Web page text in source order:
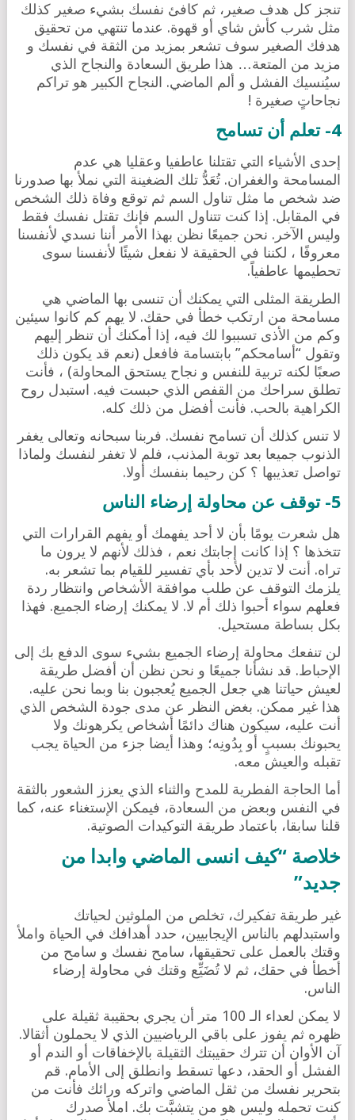
تنجز كل هدف صغير، ثم كافئ نفسك بشيء صغير كذلك
مثل شرب كأش شاي أو قهوة. عندما تنتهي من تحقيق
هدفك الصغير سوف تشعر بمزيد من الثقة في نفسك و
مزيد من المتعة… هذا طريق السعادة والنجاح الذي
سيُنسيك الفشل و ألم الماضي. النجاح الكبير هو تراكم
نجاحاتٍ صغيرة !
4- تعلم أن تسامح
إحدى الأشياء التي تقتلنا عاطفيا وعقليا هي عدم
المسامحة والغفران. تُعَدُّ تلك الضغينة التي نملأ بها صدورنا
ضد شخص ما مثل تناول السم ثم توقع وفاة ذلك الشخص
في المقابل. إذا كنت تتناول السم فإنك تقتل نفسك فقط
وليس الآخر. نحن جميعًا نظن بهذا الأمر أننا نسدي لأنفسنا
معروفًا ، لكننا في الحقيقة لا نفعل شيئًا لأنفسنا سوى
تحطيمها عاطفياً.
الطريقة المثلى التي يمكنك أن تنسى بها الماضي هي
مسامحة من ارتكب خطأ في حقك. لا يهم كم كانوا سيئين
وكم من الأذى تسببوا لك فيه، إذا أمكنك أن تنظر إليهم
وتقول “أسامحكم” بابتسامة فافعل (نعم قد يكون ذلك
صعبًا لكنه تربية للنفس و نجاح يستحق المحاولة) ، فأنت
تطلق سراحك من القفص الذي حبست فيه. استبدل روح
الكراهية بالحب. فأنت أفضل من ذلك كله.
لا تنس كذلك أن تسامح نفسك. فربنا سبحانه وتعالى يغفر
الذنوب جميعا بعد توبة المذنب، فلم لا تغفر لنفسك ولماذا
تواصل تعذيبها ؟ كن رحيما بنفسك أولا.
5- توقف عن محاولة إرضاء الناس
هل شعرت يومًا بأن لا أحد يفهمك أو يفهم القرارات التي
تتخذها ؟ إذا كانت إجابتك نعم ، فذلك لأنهم لا يرون ما
تراه. أنت لا تدين لأحد بأي تفسير للقيام بما تشعر به.
يلزمك التوقف عن طلب موافقة الأشخاص وانتظار ردة
فعلهم سواء أحبوا ذلك أم لا. لا يمكنك إرضاء الجميع. فهذا
بكل بساطة مستحيل.
لن تنفعك محاولة إرضاء الجميع بشيء سوى الدفع بك إلى
الإحباط. قد نشأنا جميعًا و نحن نظن أن أفضل طريقة
لعيش حياتنا هي جعل الجميع يُعجبون بنا وبما نحن عليه.
هذا غير ممكن. بغض النظر عن مدى جودة الشخص الذي
أنت عليه، سيكون هناك دائمًا أشخاص يكرهونك ولا
يحبونك بسببٍ أو بِدُونِه؛ وهذا أيضا جزء من الحياة يجب
تقبله والعيش معه.
أما الحاجة الفطرية للمدح والثناء الذي يعزز الشعور بالثقة
في النفس وبعض من السعادة، فيمكن الإستغناء عنه، كما
قلنا سابقا، باعتماد طريقة التوكيدات الصوتية.
خلاصة “كيف انسى الماضي وابدا من
جديد”
غير طريقة تفكيرك، تخلص من الملوثين لحياتك
واستبدلهم بالناس الإيجابيين، حدد أهدافك في الحياة واملأ
وقتك بالعمل على تحقيقها، سامح نفسك و سامح من
أخطأ في حقك، ثم لا تُضَيِّع وقتك في محاولة إرضاء
الناس.
لا يمكن لعداء الـ 100 متر أن يجري بحقيبة ثقيلة على
ظهره ثم يفوز على باقي الرياضيين الذي لا يحملون أثقالا.
آن الأوان أن تترك حقيبتك الثقيلة بالإخفاقات أو الندم أو
الفشل أو الحقد، دعها تسقط وانطلق إلى الأمام. قم
بتحرير نفسك من ثقل الماضي واتركه ورائك فأنت من
كنت تحمله وليس هو من يتشبَّت بك. املأ صدرك